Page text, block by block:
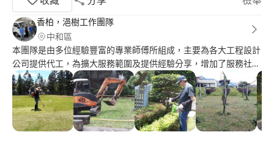
香柏，浥樹工作團隊
中和區
本團隊是由多位經驗豐富的專業師傅所組成，主要為各大工程設計
公司提供代工，為擴大服務範圍及提供經驗分享，增加了服務社
區，我們的師父技術純熟，工作細心，報價實在必定在您的工作需
求下，提供最優質的服務。